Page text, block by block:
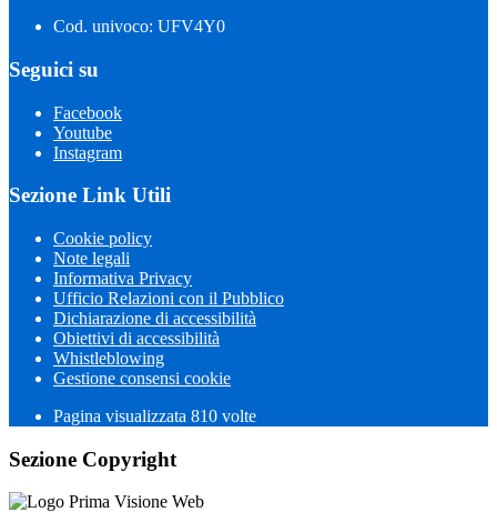
Cod. univoco: UFV4Y0
Seguici su
Facebook
Youtube
Instagram
Sezione Link Utili
Cookie policy
Note legali
Informativa Privacy
Ufficio Relazioni con il Pubblico
Dichiarazione di accessibilità
Obiettivi di accessibilità
Whistleblowing
Gestione consensi cookie
Pagina visualizzata 810 volte
Sezione Copyright